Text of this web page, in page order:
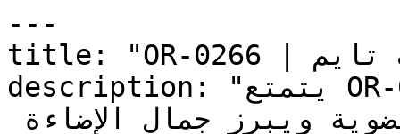
---
title: "OR-0266 | الألوان | دهانات تايم"
description: "يتمتع OR-0266 بطابع رملي طبيعي يربط